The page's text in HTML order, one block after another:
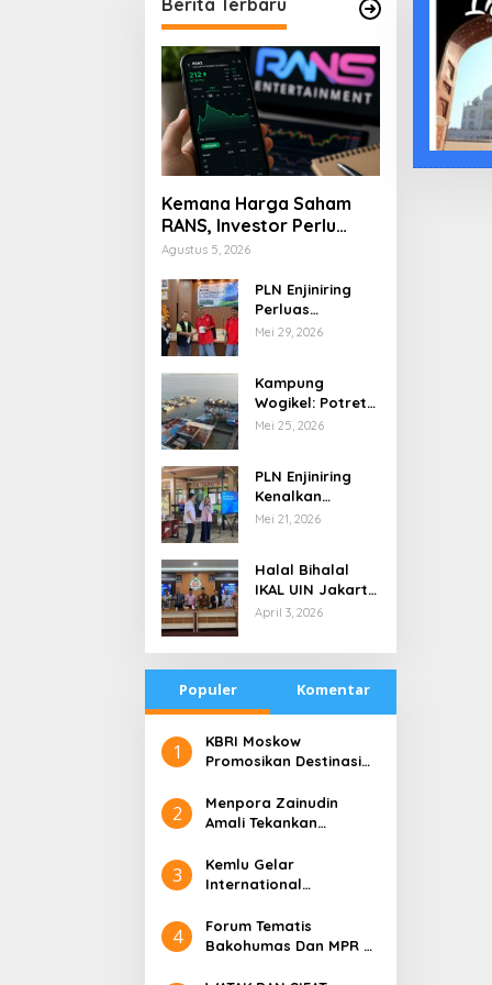
Kemana Harga Saham
RANS, Investor Perlu
Cermati Fundamental
Spekulasi Berlebihan
Agustus 5, 2026
PLN Enjiniring
Perluas
Wawasan Siswa
Perubahan Iklim
Mei 29, 2026
Kampung
Wogikel: Potret
Kehidupan
yang Bertahan
di Tengah
Keterbatasan
Mei 25, 2026
PLN Enjiniring
Kenalkan
Teknologi Energi
Mei 21, 2026
Halal Bihalal
IKAL UIN Jakarta
NTB, Alumni UIN
April 3, 2026
Populer Komentar
1
​KBRI Moskow
Promosikan Destinasi
Bali’
2
​Menpora Zainudin
Amali Tekankan
untuk DBON
3
​Kemlu Gelar
International
Diplomacy (ICDD)
4
Forum Tematis
Bakohumas Dan MPR RI